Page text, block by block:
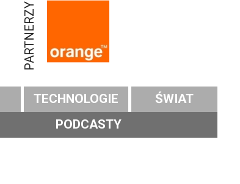
PARTNERZY
TECHNOLOGIE
ŚWIAT
PODCASTY